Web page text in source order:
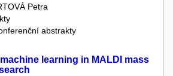
Petra
abstrakty
learning in MALDI mass